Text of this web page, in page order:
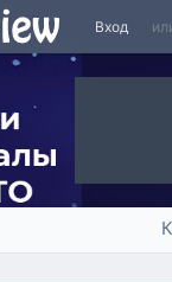
Вход